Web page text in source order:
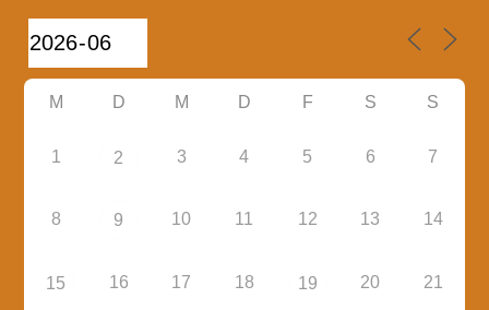
M D M D F S S
1 2 3 4 5 6 7
8 9 10 11 12 13 14
15 16 17 18 19 20 21